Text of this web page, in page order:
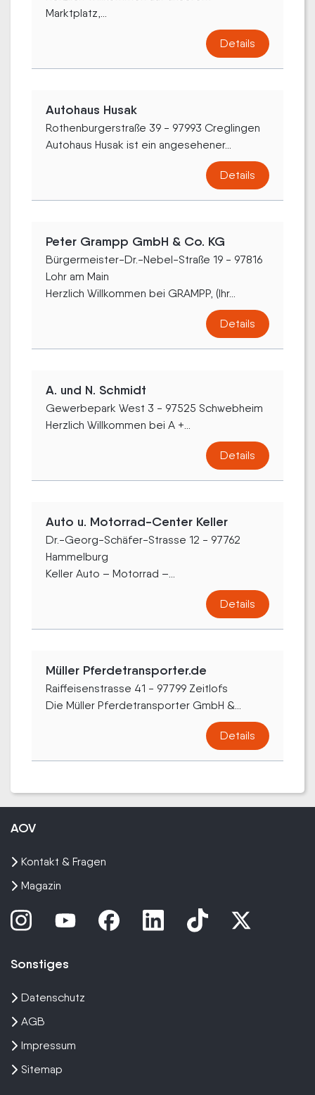
Marktplatz,...
Details
Autohaus Husak
Rothenburgerstraße 39 - 97993 Creglingen
Autohaus Husak ist ein angesehener...
Details
Peter Grampp GmbH & Co. KG
Bürgermeister-Dr.-Nebel-Straße 19 - 97816
Lohr am Main
Herzlich Willkommen bei GRAMPP, (Ihr...
Details
A. und N. Schmidt
Gewerbepark West 3 - 97525 Schwebheim
Herzlich Willkommen bei A +...
Details
Auto u. Motorrad-Center Keller
Dr.-Georg-Schäfer-Strasse 12 - 97762
Hammelburg
Keller Auto – Motorrad –...
Details
Müller Pferdetransporter.de
Raiffeisenstrasse 41 - 97799 Zeitlofs
Die Müller Pferdetransporter GmbH &...
Details
AOV
Kontakt & Fragen
Magazin
Sonstiges
Datenschutz
AGB
Impressum
Sitemap